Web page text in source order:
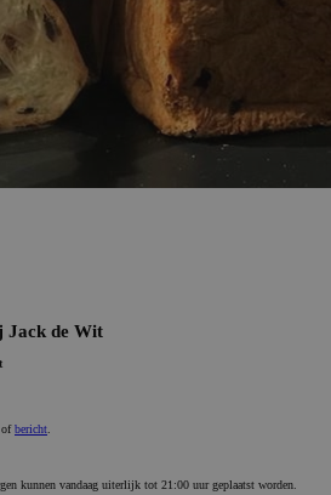
Jack de Wit
ofbericht
kunnen vandaag uiterlijk tot 21:00 uur geplaatst worden.